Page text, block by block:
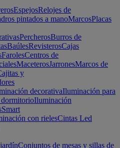
EspejosRelojes de
pintados a manoMarcosPlacas
PercherosBurros de
BaúlesRevisterosCajas
FarolesCentros de
MaceterosJarronesMarcos de
y
decorativaIluminación para
Iluminación
Smart
con rielesCintas Led
Conjuntos de mesas y sillas de